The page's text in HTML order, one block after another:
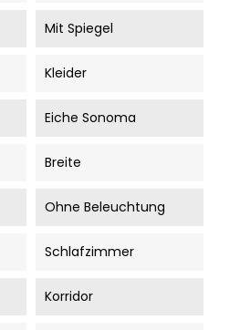
Mit Spiegel
Kleider
Eiche Sonoma
Breite
Ohne Beleuchtung
Schlafzimmer
Korridor